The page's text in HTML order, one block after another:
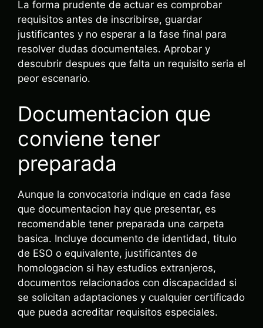
La forma prudente de actuar es comprobar
requisitos antes de inscribirse, guardar
justificantes y no esperar a la fase final para
resolver dudas documentales. Aprobar y
descubrir despues que falta un requisito seria el
peor escenario.
Documentacion que
conviene tener
preparada
Aunque la convocatoria indique en cada fase
que documentacion hay que presentar, es
recomendable tener preparada una carpeta
basica. Incluye documento de identidad, titulo
de ESO o equivalente, justificantes de
homologacion si hay estudios extranjeros,
documentos relacionados con discapacidad si
se solicitan adaptaciones y cualquier certificado
que pueda acreditar requisitos especiales.